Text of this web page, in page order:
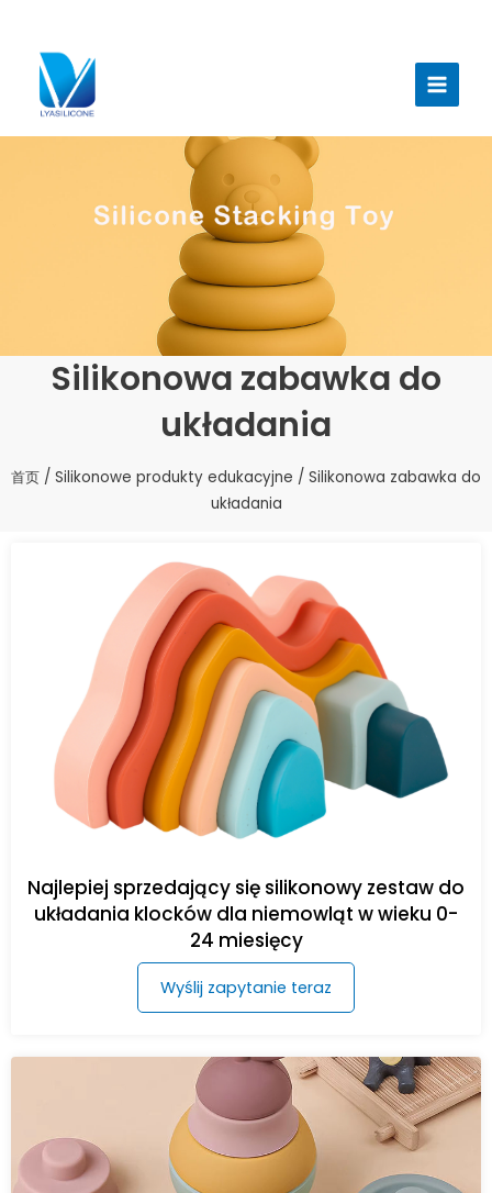
Silikonowa zabawka do
układania
首页 / Silikonowe produkty edukacyjne / Silikonowa zabawka do
układania
Najlepiej sprzedający się silikonowy zestaw do
układania klocków dla niemowląt w wieku 0-
24 miesięcy
Wyślij zapytanie teraz